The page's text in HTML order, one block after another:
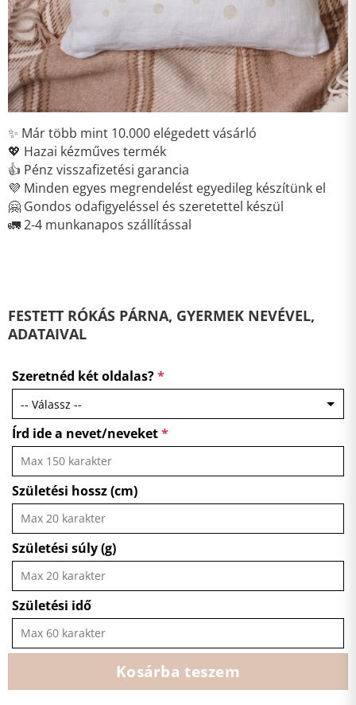
✨ Már több mint 10.000 elégedett vásárló
💖 Hazai kézműves termék
👍 Pénz visszafizetési garancia
💜 Minden egyes megrendelést egyedileg készítünk el
🤗 Gondos odafigyeléssel és szeretettel készül
🚛 2-4 munkanapos szállítással
FESTETT RÓKÁS PÁRNA, GYERMEK NEVÉVEL,
ADATAIVAL
Szeretnéd két oldalas?*
Írd ide a nevet/neveket*
Születési hossz (cm)
Születési súly (g)
Születési idő
Kosárba teszem